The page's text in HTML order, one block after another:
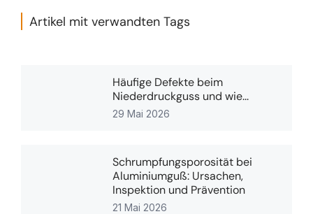
Artikel mit verwandten Tags
Häufige Defekte beim
Niederdruckguss und wie...
29 Mai 2026
Schrumpfungsporosität bei
Aluminiumguß: Ursachen,
Inspektion und Prävention
21 Mai 2026